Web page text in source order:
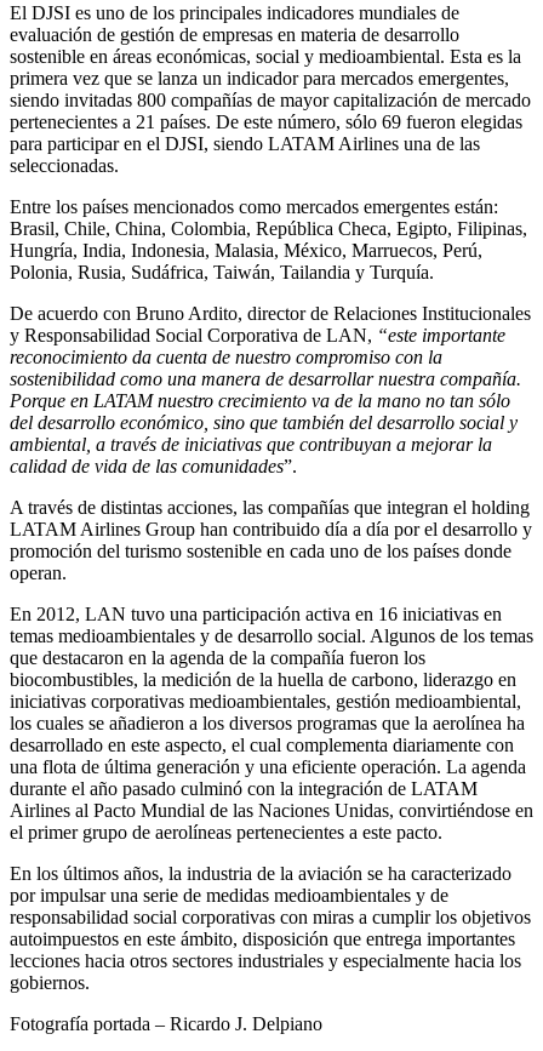
El DJSI es uno de los principales indicadores mundiales de
evaluación de gestión de empresas en materia de desarrollo
sostenible en áreas económicas, social y medioambiental. Esta es la
primera vez que se lanza un indicador para mercados emergentes,
siendo invitadas 800 compañías de mayor capitalización de mercado
pertenecientes a 21 países. De este número, sólo 69 fueron elegidas
para participar en el DJSI, siendo LATAM Airlines una de las
seleccionadas.
Entre los países mencionados como mercados emergentes están:
Brasil, Chile, China, Colombia, República Checa, Egipto, Filipinas,
Hungría, India, Indonesia, Malasia, México, Marruecos, Perú,
Polonia, Rusia, Sudáfrica, Taiwán, Tailandia y Turquía.
De acuerdo con Bruno Ardito, director de Relaciones Institucionales
y Responsabilidad Social Corporativa de LAN, “este importante
reconocimiento da cuenta de nuestro compromiso con la
sostenibilidad como una manera de desarrollar nuestra compañía.
Porque en LATAM nuestro crecimiento va de la mano no tan sólo
del desarrollo económico, sino que también del desarrollo social y
ambiental, a través de iniciativas que contribuyan a mejorar la
calidad de vida de las comunidades”.
A través de distintas acciones, las compañías que integran el holding
LATAM Airlines Group han contribuido día a día por el desarrollo y
promoción del turismo sostenible en cada uno de los países donde
operan.
En 2012, LAN tuvo una participación activa en 16 iniciativas en
temas medioambientales y de desarrollo social. Algunos de los temas
que destacaron en la agenda de la compañía fueron los
biocombustibles, la medición de la huella de carbono, liderazgo en
iniciativas corporativas medioambientales, gestión medioambiental,
los cuales se añadieron a los diversos programas que la aerolínea ha
desarrollado en este aspecto, el cual complementa diariamente con
una flota de última generación y una eficiente operación. La agenda
durante el año pasado culminó con la integración de LATAM
Airlines al Pacto Mundial de las Naciones Unidas, convirtiéndose en
el primer grupo de aerolíneas pertenecientes a este pacto.
En los últimos años, la industria de la aviación se ha caracterizado
por impulsar una serie de medidas medioambientales y de
responsabilidad social corporativas con miras a cumplir los objetivos
autoimpuestos en este ámbito, disposición que entrega importantes
lecciones hacia otros sectores industriales y especialmente hacia los
gobiernos.
Fotografía portada – Ricardo J. Delpiano